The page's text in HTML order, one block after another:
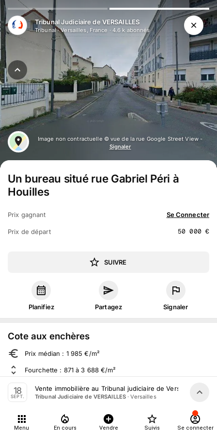
Tribunal Judiciaire de VERSAILLES
Tribunal·Versailles, France · 4.6 k abonnés
Image non contractuelle © vue de la rue Google Street View -
Signaler
Un bureau situé rue Gabriel Péri à
Houilles
Prix gagnant Se Connecter
Prix de départ 50 000 €
SUIVRE
Planifiez Partagez Signaler
Cote aux enchères
Prix médian : 1 985 €/m²
Fourchette : 871 à 3 688 €/m²
Sur 512 ventes aux enchères dans le département
À propos
18
SEPT.
Vente immobilière au Tribunal judiciaire de Versailles le 18
Tribunal Judiciaire de VERSAILLES ·Versailles
Menu En cours Vendre Suivis Se connecter